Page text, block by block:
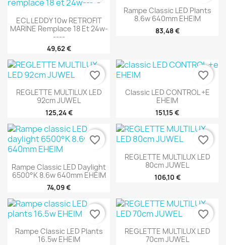
ECL LEDDY 10w RETROFIT
MARINE Remplace 18 Et 24w-
----
49,62 €
Rampe Classic LED Plants
8.6w 640mm EHEIM
83,48 €
REGLETTE MULTILUX LED
92cm JUWEL
125,24 €
favorite_border
Classic LED CONTROL +e
EHEIM
151,15 €
favorite_border
Rampe Classic LED Daylight
6500°K 8.6w 640mm EHEIM
74,09 €
favorite_border
REGLETTE MULTILUX LED
80cm JUWEL
106,10 €
favorite_border
Rampe Classic LED Plants
16.5w EHEIM
favorite_border
REGLETTE MULTILUX LED
70cm JUWEL
favorite_border